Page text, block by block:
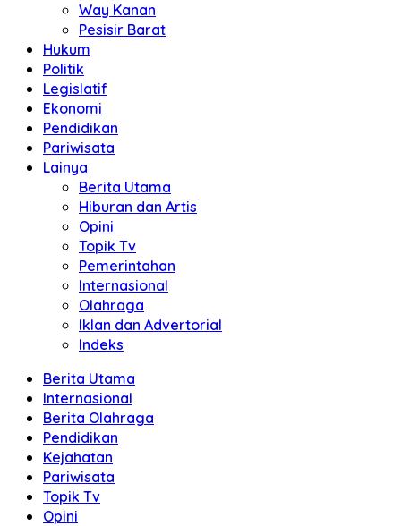
Way Kanan
Pesisir Barat
Hukum
Politik
Legislatif
Ekonomi
Pendidikan
Pariwisata
Lainya
Berita Utama
Hiburan dan Artis
Opini
Topik Tv
Pemerintahan
Internasional
Olahraga
Iklan dan Advertorial
Indeks
Berita Utama
Internasional
Berita Olahraga
Pendidikan
Kejahatan
Pariwisata
Topik Tv
Opini